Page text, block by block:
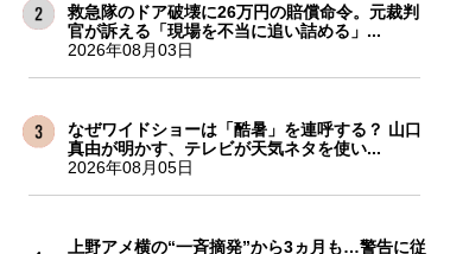
救急隊のドア破壊に26万円の賠償命令。元裁判
官が訴える「現場を不当に追い詰める」...
2026年08月03日
なぜワイドショーは「酷暑」を連呼する？ 山口
真由が明かす、テレビが天気ネタを使い...
2026年08月05日
上野アメ横の“一斉摘発”から3ヵ月も…警告に従